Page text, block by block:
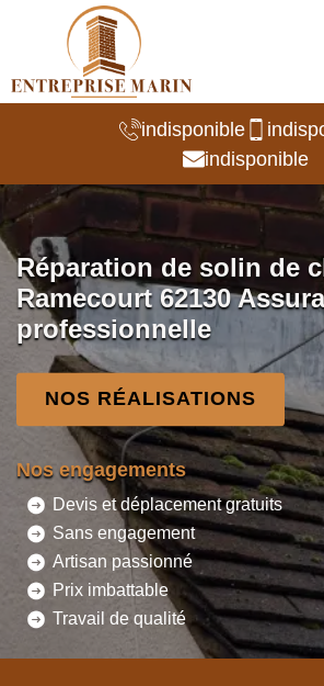
indisponible
indisponible
Réparation de solin de
Ramecourt 62130
professionnelle
NOS RÉALISATIONS
Nos engagements
Devis et déplacement gratuits
Sans engagement
Artisan passionné
Prix imbattable
Travail de qualité